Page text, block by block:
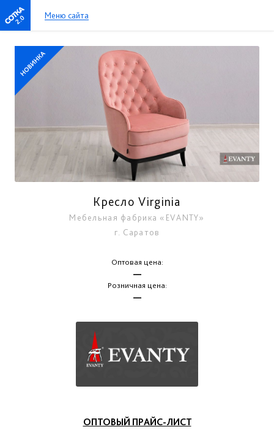
2.0 Меню сайта
Кресло Virginia
Мебельная фабрика «EVANTY»
г. Саратов
Оптовая цена:
—
Розничная цена:
—
ОПТОВЫЙ ПРАЙС-ЛИСТ